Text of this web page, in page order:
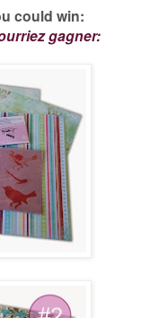
could win:
gagner: